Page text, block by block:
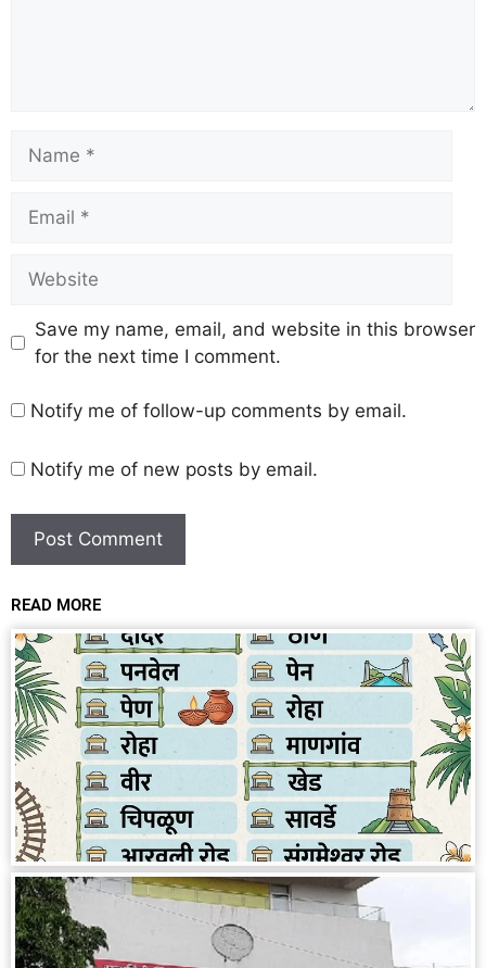
Save my name, email, and website in this browser
for the next time I comment.
Notify me of follow-up comments by email.
Notify me of new posts by email.
READ MORE